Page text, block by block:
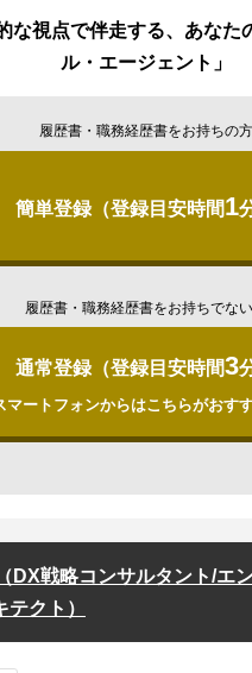
な視点で伴走する、あなた
ル・エージェント」
履歴書・職務経歴書をお持ちの方
簡単登録（登録目安時間1
履歴書・職務経歴書をお持ちでな
通常登録（登録目安時間3
ートフォンからはこちらがおすす
DX戦略コンサルタント/エ
テクト）